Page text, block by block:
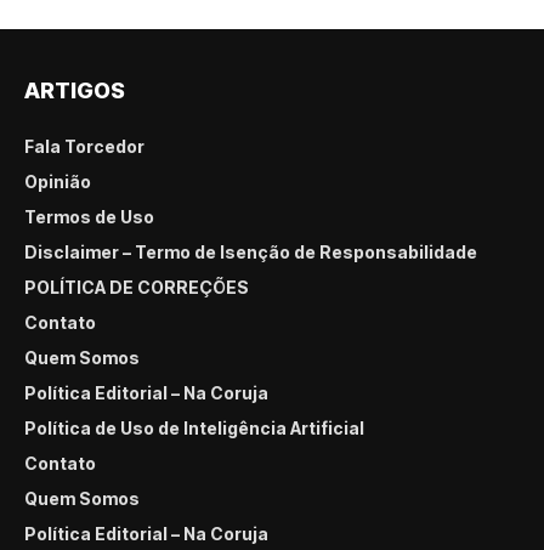
ARTIGOS
Fala Torcedor
Opinião
Termos de Uso
Disclaimer – Termo de Isenção de Responsabilidade
POLÍTICA DE CORREÇÕES
Contato
Quem Somos
Política Editorial – Na Coruja
Política de Uso de Inteligência Artificial
Contato
Quem Somos
Política Editorial – Na Coruja